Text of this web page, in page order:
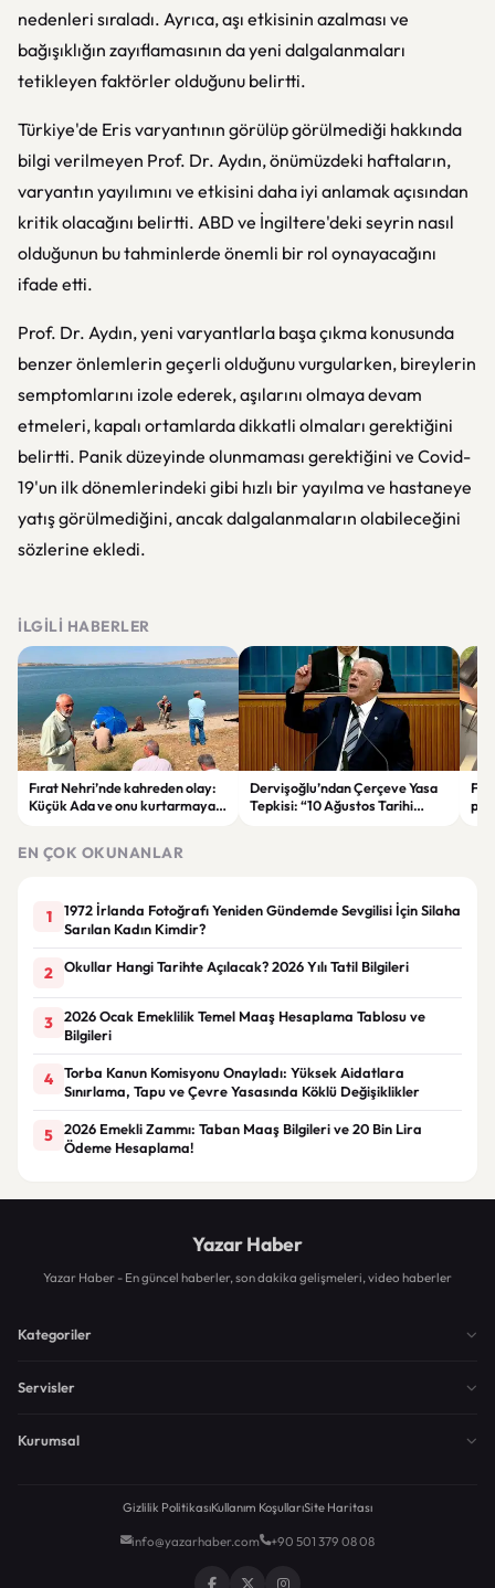
nedenleri sıraladı. Ayrıca, aşı etkisinin azalması ve
bağışıklığın zayıflamasının da yeni dalgalanmaları
tetikleyen faktörler olduğunu belirtti.
Türkiye'de Eris varyantının görülüp görülmediği hakkında
bilgi verilmeyen Prof. Dr. Aydın, önümüzdeki haftaların,
varyantın yayılımını ve etkisini daha iyi anlamak açısından
kritik olacağını belirtti. ABD ve İngiltere'deki seyrin nasıl
olduğunun bu tahminlerde önemli bir rol oynayacağını
ifade etti.
Prof. Dr. Aydın, yeni varyantlarla başa çıkma konusunda
benzer önlemlerin geçerli olduğunu vurgularken, bireylerin
semptomlarını izole ederek, aşılarını olmaya devam
etmeleri, kapalı ortamlarda dikkatli olmaları gerektiğini
belirtti. Panik düzeyinde olunmaması gerektiğini ve Covid-
19'un ilk dönemlerindeki gibi hızlı bir yayılma ve hastaneye
yatış görülmediğini, ancak dalgalanmaların olabileceğini
sözlerine ekledi.
İLGILI HABERLER
Fırat Nehri’nde kahreden olay:
Küçük Ada ve onu kurtarmaya
Dervişoğlu’ndan Çerçeve Yasa
Tepkisi: “10 Ağustos Tarihi
EN ÇOK OKUNANLAR
1
1972 İrlanda Fotoğrafı Yeniden Gündemde Sevgilisi İçin Silaha
Sarılan Kadın Kimdir?
2 Okullar Hangi Tarihte Açılacak? 2026 Yılı Tatil Bilgileri
3
2026 Ocak Emeklilik Temel Maaş Hesaplama Tablosu ve
Bilgileri
4
Torba Kanun Komisyonu Onayladı: Yüksek Aidatlara
Sınırlama, Tapu ve Çevre Yasasında Köklü Değişiklikler
5
2026 Emekli Zammı: Taban Maaş Bilgileri ve 20 Bin Lira
Ödeme Hesaplama!
Yazar Haber
Yazar Haber - En güncel haberler, son dakika gelişmeleri, video haberler
Kategoriler
Servisler
Kurumsal
Gizlilik PolitikasıKullanım KoşullarıSite Haritası
info@yazarhaber.com +90 501 379 08 08